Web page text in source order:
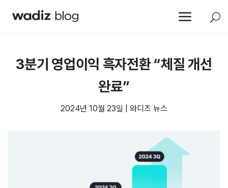
a U
3분기 영업이익 흑자전환 “체질 개선
완료”
2024년 10월 23일 와디즈 뉴스